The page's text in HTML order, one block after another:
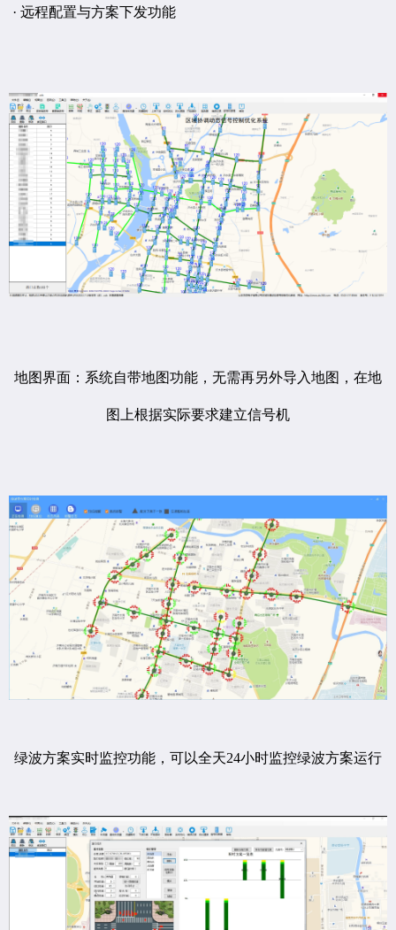
· 远程配置与方案下发功能
地图界面：系统自带地图功能，无需再另外导入地图，在地
图上根据实际要求建立信号机
绿波方案实时监控功能，可以全天24小时监控绿波方案运行